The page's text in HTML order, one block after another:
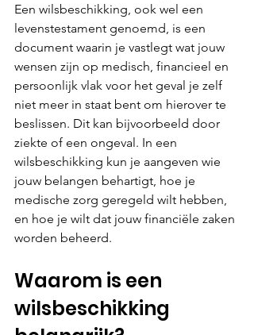
Een wilsbeschikking, ook wel een
levenstestament genoemd, is een
document waarin je vastlegt wat jouw
wensen zijn op medisch, financieel en
persoonlijk vlak voor het geval je zelf
niet meer in staat bent om hierover te
beslissen. Dit kan bijvoorbeeld door
ziekte of een ongeval. In een
wilsbeschikking kun je aangeven wie
jouw belangen behartigt, hoe je
medische zorg geregeld wilt hebben,
en hoe je wilt dat jouw financiële zaken
worden beheerd.
Waarom is een
wilsbeschikking